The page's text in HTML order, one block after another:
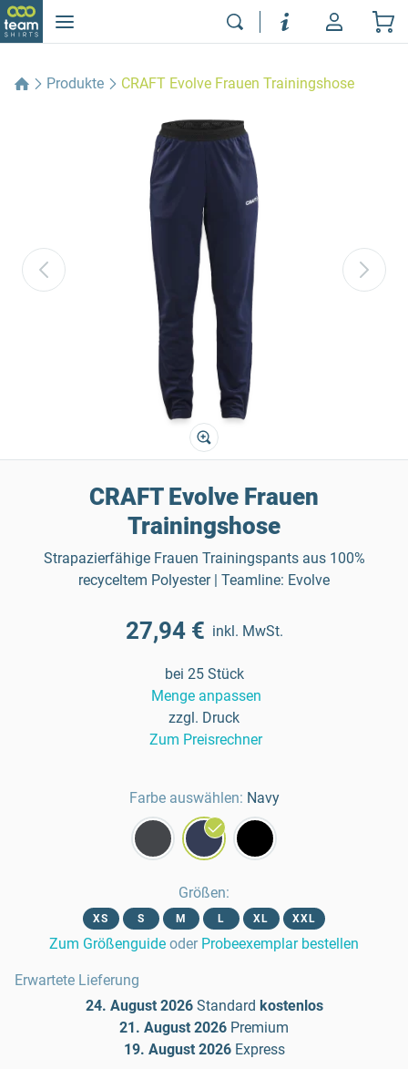
Produkte CRAFT Evolve Frauen Trainingshose
CRAFT Evolve Frauen
Trainingshose
Strapazierfähige Frauen Trainingspants aus 100%
recyceltem Polyester | Teamline: Evolve
27,94 € inkl. MwSt.
bei 25 Stück
Menge anpassen
zzgl. Druck
Zum Preisrechner
Farbe auswählen: Navy
Größen:
XS S M L XL XXL
Zum Größenguide oder Probeexemplar bestellen
Erwartete Lieferung
24. August 2026 Standard kostenlos
21. August 2026 Premium
19. August 2026 Express